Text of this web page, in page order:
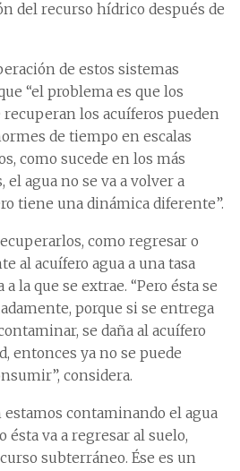
del recurso hídrico después de
de estos sistemas
“el problema es que los
los acuíferos pueden
de tiempo en escalas
como sucede en los más
el agua no se va a volver a
tiene una dinámica diferente”.
como regresar o
al acuífero agua a una tasa
la que se extrae. “Pero ésta se
porque si se entrega
se daña al acuífero
entonces ya no se puede
considera.
estamos contaminando el agua
ésta va a regresar al suelo,
subterráneo. Ése es un